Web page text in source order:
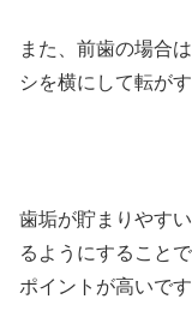
また、前歯の場合
シを横にして転がす
歯垢が貯まりやす
るようにすること
ポイントが高いです